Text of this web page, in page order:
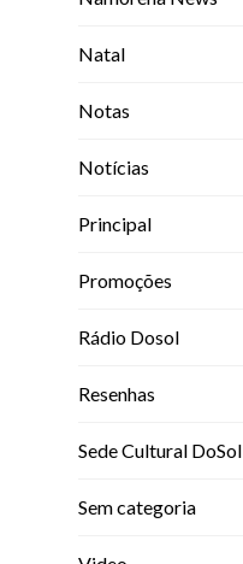
Natal
Notas
Notícias
Principal
Promoções
Rádio Dosol
Resenhas
Sede Cultural DoSol
Sem categoria